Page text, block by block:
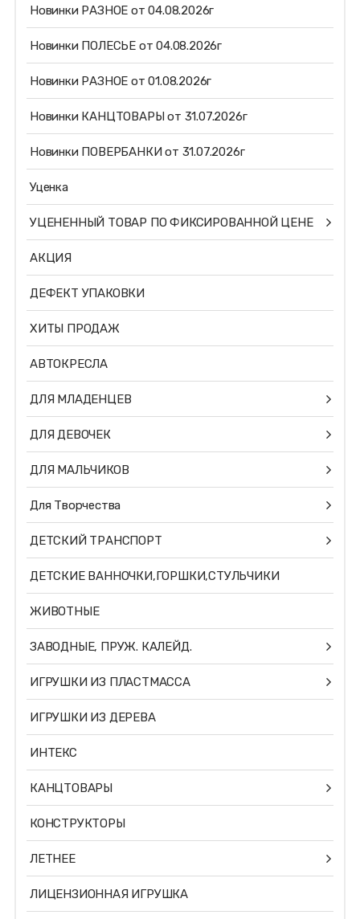
Новинки РАЗНОЕ от 04.08.2026г
Новинки ПОЛЕСЬЕ от 04.08.2026г
Новинки РАЗНОЕ от 01.08.2026г
Новинки КАНЦТОВАРЫ от 31.07.2026г
Новинки ПОВЕРБАНКИ от 31.07.2026г
Уценка
УЦЕНЕННЫЙ ТОВАР ПО ФИКСИРОВАННОЙ ЦЕНЕ
АКЦИЯ
ДЕФЕКТ УПАКОВКИ
ХИТЫ ПРОДАЖ
АВТОКРЕСЛА
ДЛЯ МЛАДЕНЦЕВ
ДЛЯ ДЕВОЧЕК
ДЛЯ МАЛЬЧИКОВ
Для Творчества
ДЕТСКИЙ ТРАНСПОРТ
ДЕТСКИЕ ВАННОЧКИ,ГОРШКИ,СТУЛЬЧИКИ
ЖИВОТНЫЕ
ЗАВОДНЫЕ, ПРУЖ. КАЛЕЙД.
ИГРУШКИ ИЗ ПЛАСТМАССА
ИГРУШКИ ИЗ ДЕРЕВА
ИНТЕКС
КАНЦТОВАРЫ
КОНСТРУКТОРЫ
ЛЕТНЕЕ
ЛИЦЕНЗИОННАЯ ИГРУШКА